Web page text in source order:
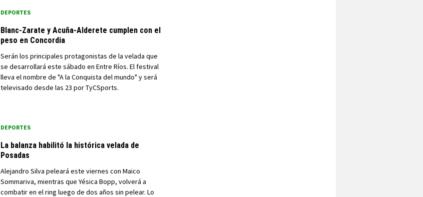
DEPORTES
Blanc-Zarate y Acuña-Alderete cumplen con el
peso en Concordia
Serán los principales protagonistas de la velada que
se desarrollará este sábado en Entre Ríos. El festival
lleva el nombre de "A la Conquista del mundo" y será
televisado desde las 23 por TyCSports.
DEPORTES
La balanza habilitó la histórica velada de
Posadas
Alejandro Silva peleará este viernes con Maico
Sommariva, mientras que Yésica Bopp, volverá a
combatir en el ring luego de dos años sin pelear. Lo